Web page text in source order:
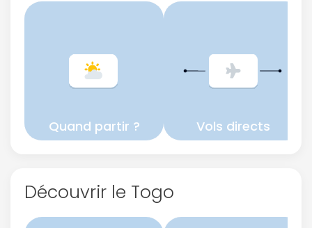
Quand partir ? Vols directs
Découvrir le Togo